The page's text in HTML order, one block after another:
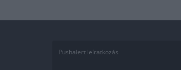
Pushalert leíratkozás